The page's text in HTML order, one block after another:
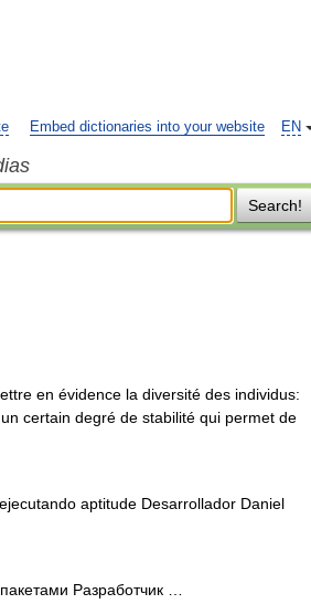
EN
Embed dictionaries into your website
Search!
en évidence la diversité des individus:
certain degré de stabilité qui permet de
aptitude Desarrollador Daniel
Разработчик …